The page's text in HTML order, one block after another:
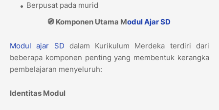
Berpusat pada murid
🧭 Komponen Utama Modul AjarSD
Modul ajar SD dalam Kurikulum Merdeka terdiri dari
beberapa komponen penting yang membentuk kerangka
pembelajaran menyeluruh:
Identitas Modul